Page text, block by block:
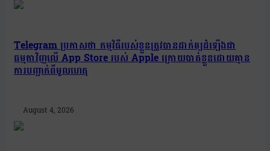
Telegram ប្រកាសថា កម្មវិធីរបស់ខ្លួនត្រូវបានដាក់ឲ្យដំឡើងជា
ធម្មតាវិញលើ App Store របស់ Apple ក្រោយបាត់ខ្លួនដោយគ្មាន
ការបញ្ជាក់ពីមូលហេតុ
August 4, 2026